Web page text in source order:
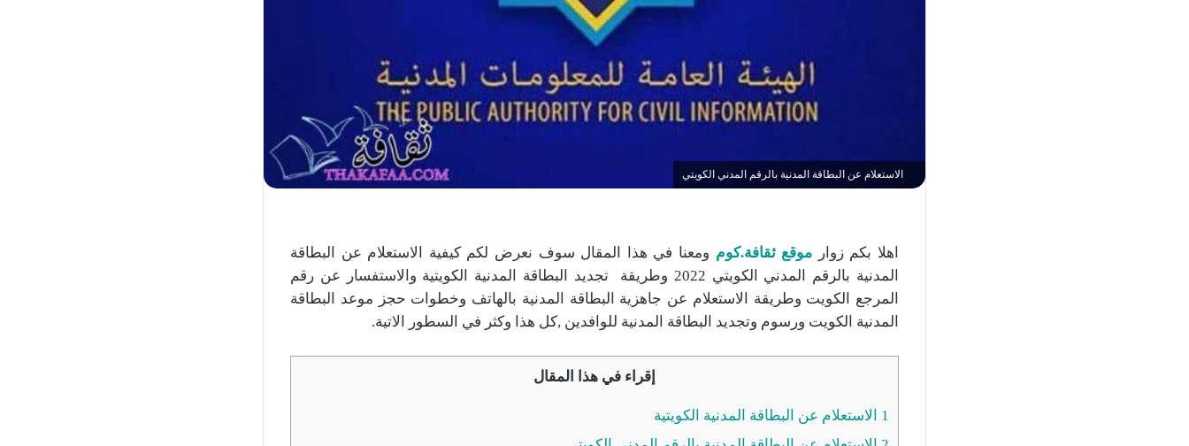
الاستعلام عن البطاقة المدنية بالرقم المدني الكويتي
اهلا بكم زوار موقع ثقافة.كوم ومعنا في هذا المقال سوف نعرض لكم كيفية الاستعلام عن البطاقة
المدنية بالرقم المدني الكويتي 2022 وطريقة تجديد البطاقة المدنية الكويتية والاستفسار عن رقم
المرجع الكويت وطريقة الاستعلام عن جاهزية البطاقة المدنية بالهاتف وخطوات حجز موعد البطاقة
المدنية الكويت ورسوم وتجديد البطاقة المدنية للوافدين ,كل هذا وكثر في السطور الاتية.
إقراء في هذا المقال
1 الاستعلام عن البطاقة المدنية الكويتية